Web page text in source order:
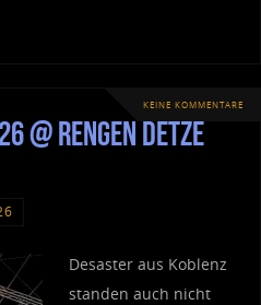
KEINE KOMMENTARE
@ Rengen Detze
Desaster aus Koblenz
standen auch nicht